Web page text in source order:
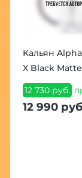
Кальян
X Black Matte
12 730 руб.
12 990